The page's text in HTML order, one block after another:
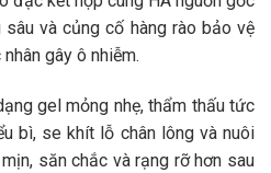
và củng cố hàng rào bảo vệ
gây ô nhiễm.
gel mỏng nhẹ, thẩm thấu tức
bì, se khít lỗ chân lông và nuôi
săn chắc và rạng rỡ hơn sau